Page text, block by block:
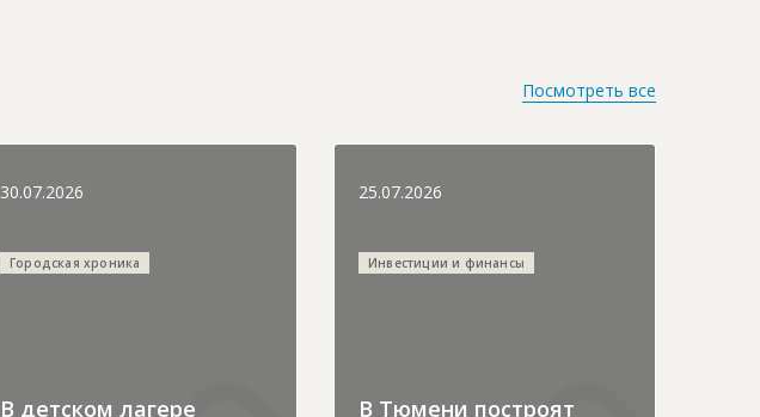
Посмотреть все
30.07.2026
Городская хроника
В детском лагере
25.07.2026
Инвестиции и финансы
В Тюмени построят